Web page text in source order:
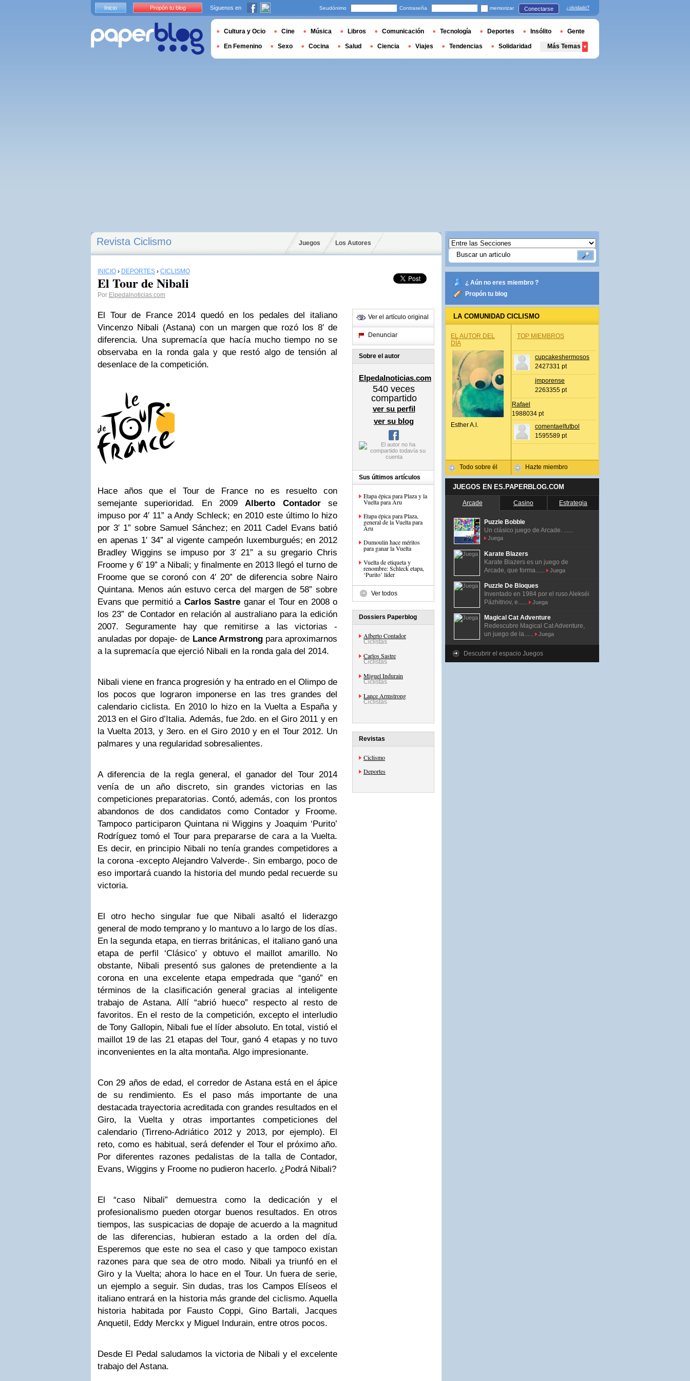
Revista Ciclismo Juegos Los Autores
INICIO › DEPORTES › CICLISMO
El Tour de Nibali
Por Elpedalnoticias.com
El Tour de France 2014 quedó en los pedales del italiano
Vincenzo Nibali (Astana) con un margen que rozó los 8′ de
diferencia. Una supremacía que hacía mucho tiempo no se
observaba en la ronda gala y que restó algo de tensión al
desenlace de la competición.
Hace años que el Tour de France no es resuelto con
semejante superioridad. En 2009Alberto Contadorse
impuso por 4′ 11” a Andy Schleck; en 2010 este último lo hizo
por 3′ 1” sobre Samuel Sánchez; en 2011 Cadel Evans batió
en apenas 1′ 34” al vigente campeón luxemburgués; en 2012
Bradley Wiggins se impuso por 3′ 21” a su gregario Chris
Froome y 6′ 19” a Nibali; y finalmente en 2013 llegó el turno de
Froome que se coronó con 4′ 20” de diferencia sobre Nairo
Quintana. Menos aún estuvo cerca del margen de 58” sobre
Evans que permitió a Carlos Sastre ganar el Tour en 2008 o
los 23” de Contador en relación al australiano para la edición
2007. Seguramente hay que remitirse a las victorias -
anuladas por dopaje- de Lance Armstrongpara aproximarnos
a la supremacía que ejerció Nibali en la ronda gala del 2014.
Nibali viene en franca progresión y ha entrado en el Olimpo de
los pocos que lograron imponerse en las tres grandes del
calendario ciclista. En 2010 lo hizo en la Vuelta a España y
2013 en el Giro d’Italia. Además, fue 2do. en el Giro 2011 y en
la Vuelta 2013, y 3ero. en el Giro 2010 y en el Tour 2012. Un
palmares y una regularidad sobresalientes.
A diferencia de la regla general, el ganador del Tour 2014
venía de un año discreto, sin grandes victorias en las
competiciones preparatorias. Contó, además, con los prontos
abandonos de dos candidatos como Contador y Froome.
Tampoco participaron Quintana ni Wiggins y Joaquim ‘Purito’
Rodríguez tomó el Tour para prepararse de cara a la Vuelta.
Es decir, en principio Nibali no tenía grandes competidores a
la corona -excepto Alejandro Valverde-. Sin embargo, poco de
eso importará cuando la historia del mundo pedal recuerde su
victoria.
El otro hecho singular fue que Nibali asaltó el liderazgo
general de modo temprano y lo mantuvo a lo largo de los días.
En la segunda etapa, en tierras británicas, el italiano ganó una
etapa de perfil ‘Clásico’ y obtuvo el maillot amarillo. No
obstante, Nibali presentó sus galones de pretendiente a la
corona en una excelente etapa empedrada que “ganó” en
términos de la clasificación general gracias al inteligente
trabajo de Astana. Allí “abrió hueco” respecto al resto de
favoritos. En el resto de la competición, excepto el interludio
de Tony Gallopin, Nibali fue el líder absoluto. En total, vistió el
maillot 19 de las 21 etapas del Tour, ganó 4 etapas y no tuvo
inconvenientes en la alta montaña. Algo impresionante.
Con 29 años de edad, el corredor de Astana está en el ápice
de su rendimiento. Es el paso más importante de una
destacada trayectoria acreditada con grandes resultados en el
Giro, la Vuelta y otras importantes competiciones del
calendario (Tirreno-Adriático 2012 y 2013, por ejemplo). El
reto, como es habitual, será defender el Tour el próximo año.
Por diferentes razones pedalistas de la talla de Contador,
Evans, Wiggins y Froome no pudieron hacerlo. ¿Podrá Nibali?
El “caso Nibali” demuestra como la dedicación y el
profesionalismo pueden otorgar buenos resultados. En otros
tiempos, las suspicacias de dopaje de acuerdo a la magnitud
de las diferencias, hubieran estado a la orden del día.
Esperemos que este no sea el caso y que tampoco existan
razones para que sea de otro modo. Nibali ya triunfó en el
Giro y la Vuelta; ahora lo hace en el Tour. Un fuera de serie,
un ejemplo a seguir. Sin dudas, tras los Campos Elíseos el
italiano entrará en la historia más grande del ciclismo. Aquella
historia habitada por Fausto Coppi, Gino Bartali, Jacques
Anquetil, Eddy Merckx y Miguel Indurain, entre otros pocos.
Desde El Pedal saludamos la victoria de Nibali y el excelente
trabajo del Astana.
Ver el artículo original
Denunciar
Sobre el autor
Elpedalnoticias.com
540 veces
compartido
ver su perfil
ver su blog
Sus últimos artículos
Etapa épica para Plaza y la
Vuelta para Aru
Etapa épica para Plaza,
general de la Vuelta para
Aru
Dumoulin hace méritos
para ganar la Vuelta
Vuelta de etiqueta y
renombre: Schleck etapa,
‘Purito’ líder
Ver todos
Dossiers Paperblog
Alberto Contador
Ciclistas
Carlos Sastre
Ciclistas
Miguel Indurain
Ciclistas
Lance Armstrong
Ciclistas
Revistas
Ciclismo
Deportes
¿ Aún no eres miembro ?
Propón tu blog
LA COMUNIDAD CICLISMO
EL AUTOR DEL
DÍA
Esther A.l.
Todo sobre él
TOP MIEMBROS
cupcakeshermosos
2427331 pt
jmporense
2263355 pt
Rafael
1988034 pt
comentaelfutbol
1595589 pt
Hazte miembro
JUEGOS EN ES.PAPERBLOG.COM
Arcade Casino Estrategia
Puzzle Bobble
Un clásico juego de Arcade. ......
Juega
Karate Blazers
Karate Blazers es un juego de
Arcade, que forma......
Juega
Puzzle De Bloques
Inventado en 1984 por el ruso Alekséi
Pázhitnov, e......
Juega
Magical Cat Adventure
Redescubre Magical Cat Adventure,
un juego de la......
Juega
Descubrir el espacio Juegos
Inicio Propón tu blog Síguenos en Seudónimo Contraseña memorizar Conectarse ¿olvidado?
Cultura y Ocio Cine Música Libros Comunicación Tecnología Deportes Insólito Gente
En Femenino Sexo Cocina Salud Ciencia Viajes Tendencias Solidaridad Más Temas